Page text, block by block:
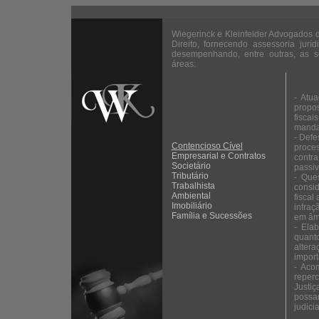
Wiegerinck e Kleinfelder Advogados
Direito, fornecendo assessoria
desempenhando, entre outras, as
áreas:
Contencioso Cível
Empresarial e Contratos
Societário
Tributário
Trabalhista
Ambiental
Imobiliário
Família e Sucessões
-
-
-
fiscal
em
-
-